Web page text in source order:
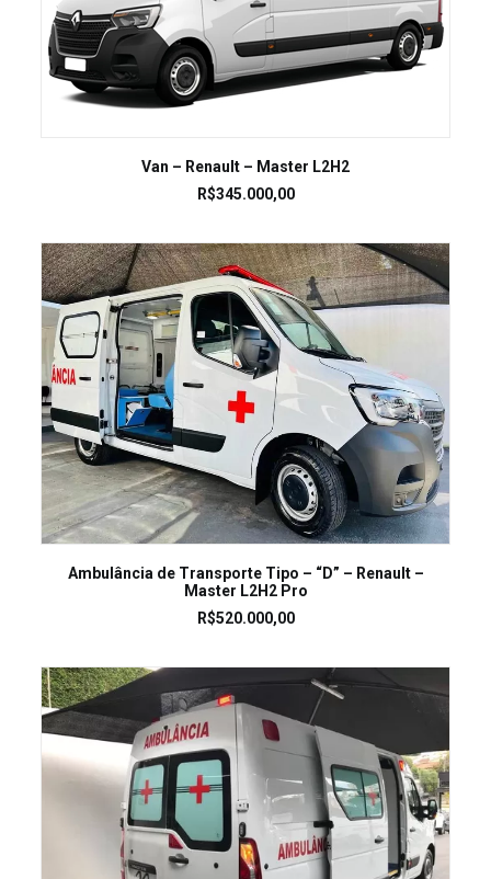
LEIA MAIS
Van – Renault – Master L2H2
R$345.000,00
LEIA MAIS
Ambulância de Transporte Tipo – “D” – Renault –
Master L2H2 Pro
R$520.000,00